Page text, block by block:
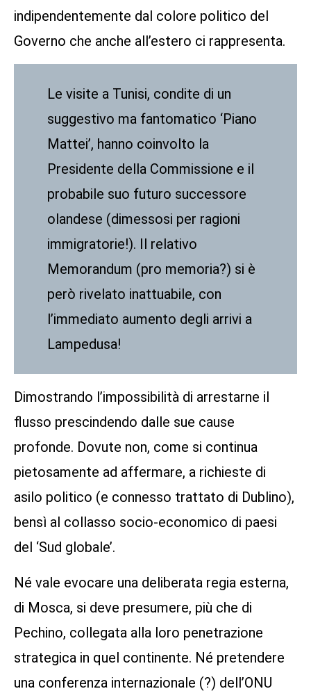
indipendentemente dal colore politico del
Governo che anche all’estero ci rappresenta.
Le visite a Tunisi, condite di un
suggestivo ma fantomatico ‘Piano
Mattei’, hanno coinvolto la
Presidente della Commissione e il
probabile suo futuro successore
olandese (dimessosi per ragioni
immigratorie!). Il relativo
Memorandum (pro memoria?) si è
però rivelato inattuabile, con
l’immediato aumento degli arrivi a
Lampedusa!
Dimostrando l’impossibilità di arrestarne il
flusso prescindendo dalle sue cause
profonde. Dovute non, come si continua
pietosamente ad affermare, a richieste di
asilo politico (e connesso trattato di Dublino),
bensì al collasso socio-economico di paesi
del ‘Sud globale’.
Né vale evocare una deliberata regia esterna,
di Mosca, si deve presumere, più che di
Pechino, collegata alla loro penetrazione
strategica in quel continente. Né pretendere
una conferenza internazionale (?) dell’ONU